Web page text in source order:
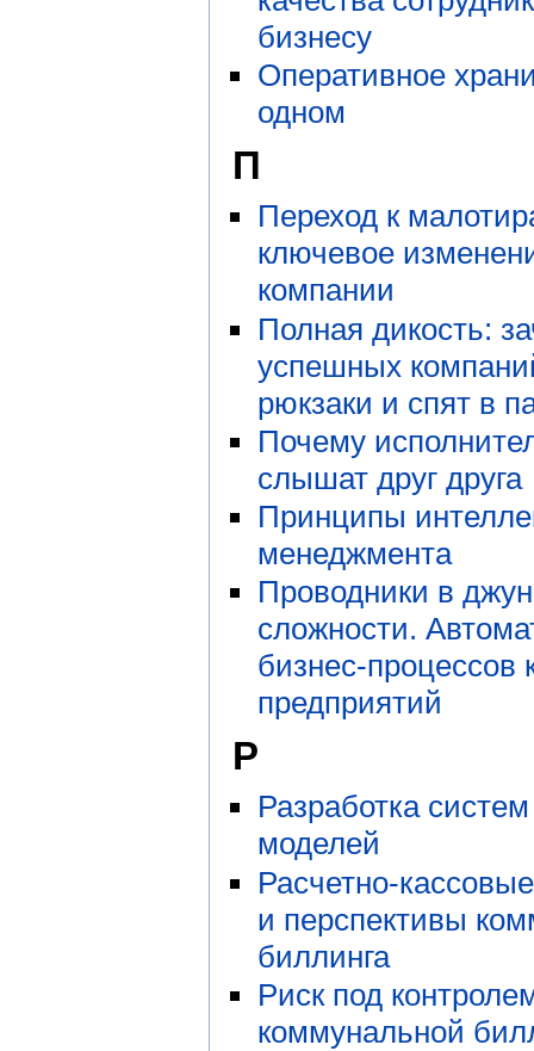
бизнесу
Оперативное
одном
П
Переход к
ключевое
компании
Полная дикость:
успешных
рюкзаки и спят в
Почему
слышат друг друга
Принципы
менеджмента
Проводники в
сложности.
бизнес-процессов
предприятий
Р
Разработка
моделей
Расчетно-
и перспективы
биллинга
Риск под
коммунальной